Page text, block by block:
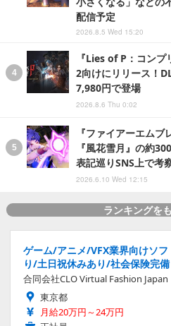
配信予定
2026.8.5 Wed 15:20
『Lies of P：コン
2向けにリリース！
7,980円で登場
2026.8.6 Thu 0:02
『ファイアーエム
『風花雪月』の約
表記巡りSNS上で考
2026.6.10 Wed 12:15
ランキングを
ゲーム/アニメ/VFX業界向けソ
り/土日祝休みあり/社会保険完備
合同会社CLO Virtual Fashion Japan
東京都
月給20万円～24万円